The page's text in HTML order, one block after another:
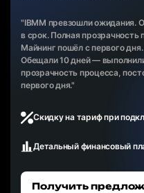
"IBMM превзошли ожидания.
в срок. Полная прозрачность
Майнинг пошёл с первого
Обещали 10 дней —
прозрачность процесса,
первого дня."
Скидку на тариф при
Детальный финансовый
Получить